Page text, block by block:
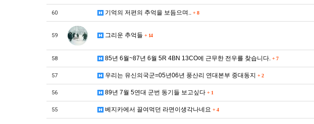
60 기억의 저편의 추억을 보듬으며.. + 8
59 그리운 추억들 + 14
58 85년 6월~87년 6월 5R 4BN 13CO에 근무한 전우를 찾습니다. + 7
57 우리는 유신의국군=05년06년 풍산리 연대본부 중대동지 + 2
56 89년 7월 5연대 군번 동기들 보고싶다 + 1
55 베지카에서 끌여먹던 라면이생각나네요 + 4